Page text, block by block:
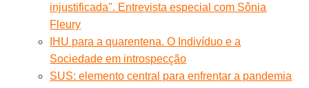
injustificada''. Entrevista especial com Sônia
Fleury
IHU para a quarentena. O Indivíduo e a
Sociedade em introspecção
SUS: elemento central para enfrentar a pandemia